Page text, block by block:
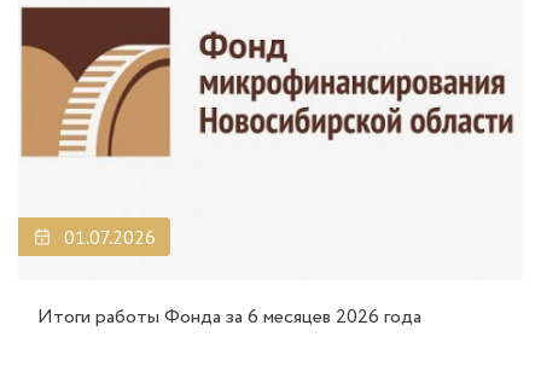
01.07.2026
Итоги работы Фонда за 6 месяцев 2026 года